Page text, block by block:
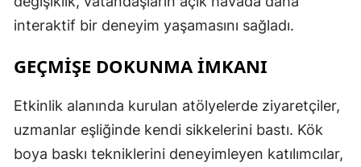
interaktif bir deneyim yaşamasını sağladı.
GEÇMİŞE DOKUNMA İMKANI
Etkinlik alanında kurulan atölyelerde ziyaretçiler,
uzmanlar eşliğinde kendi sikkelerini bastı. Kök
boya baskı tekniklerini deneyimleyen katılımcılar,